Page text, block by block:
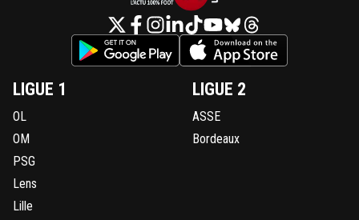
LIGUE 1
OL
OM
PSG
Lens
Lille
LIGUE 2
ASSE
Bordeaux